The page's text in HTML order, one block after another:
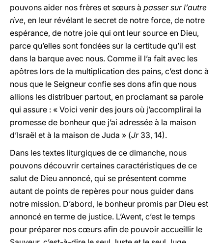
pouvons aider nos frères et sœurs à passer sur l’autre
rive, en leur révélant le secret de notre force, de notre
espérance, de notre joie qui ont leur source en Dieu,
parce qu’elles sont fondées sur la certitude qu’il est
dans la barque avec nous. Comme il l’a fait avec les
apôtres lors de la multiplication des pains, c’est donc à
nous que le Seigneur confie ses dons afin que nous
allions les distribuer partout, en proclamant sa parole
qui assure : « Voici venir des jours où j’accomplirai la
promesse de bonheur que j’ai adressée à la maison
d’Israël et à la maison de Juda » (Jr33, 14).
Dans les textes liturgiques de ce dimanche, nous
pouvons découvrir certaines caractéristiques de ce
salut de Dieu annoncé, qui se présentent comme
autant de points de repères pour nous guider dans
notre mission. D’abord, le bonheur promis par Dieu est
annoncé en terme de justice. L’Avent, c’est le temps
pour préparer nos cœurs afin de pouvoir accueillir le